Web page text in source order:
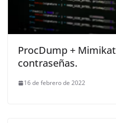
ProcDump +
contraseñas.
16 de febrero de 2022